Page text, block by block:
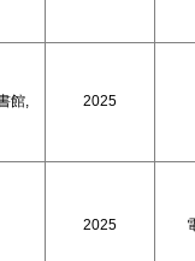
館, 2025
2025